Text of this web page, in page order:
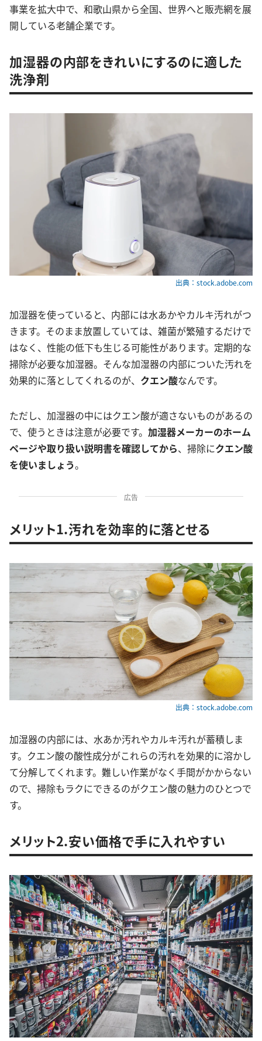
事業を拡大中で、和歌山県から全国、世界へと販売網を展
開している老舗企業です。
加湿器の内部をきれいにするのに適した
洗浄剤
出典：stock.adobe.com
加湿器を使っていると、内部には水あかやカルキ汚れがつ
きます。そのまま放置していては、雑菌が繁殖するだけで
はなく、性能の低下も生じる可能性があります。定期的な
掃除が必要な加湿器。そんな加湿器の内部についた汚れを
効果的に落としてくれるのが、 クエン酸なんです。
ただし、加湿器の中にはクエン酸が適さないものがあるの
で、使うときは注意が必要です。 加湿器メーカーのホーム
ページや取り扱い説明書を確認してから、掃除にクエン酸
を使いましょう。
広告
メリット1.汚れを効率的に落とせる
出典：stock.adobe.com
加湿器の内部には、水あか汚れやカルキ汚れが蓄積しま
す。クエン酸の酸性成分がこれらの汚れを効果的に溶かし
て分解してくれます。難しい作業がなく手間がかからない
ので、掃除もラクにできるのがクエン酸の魅力のひとつで
す。
メリット2.安い価格で手に入れやすい